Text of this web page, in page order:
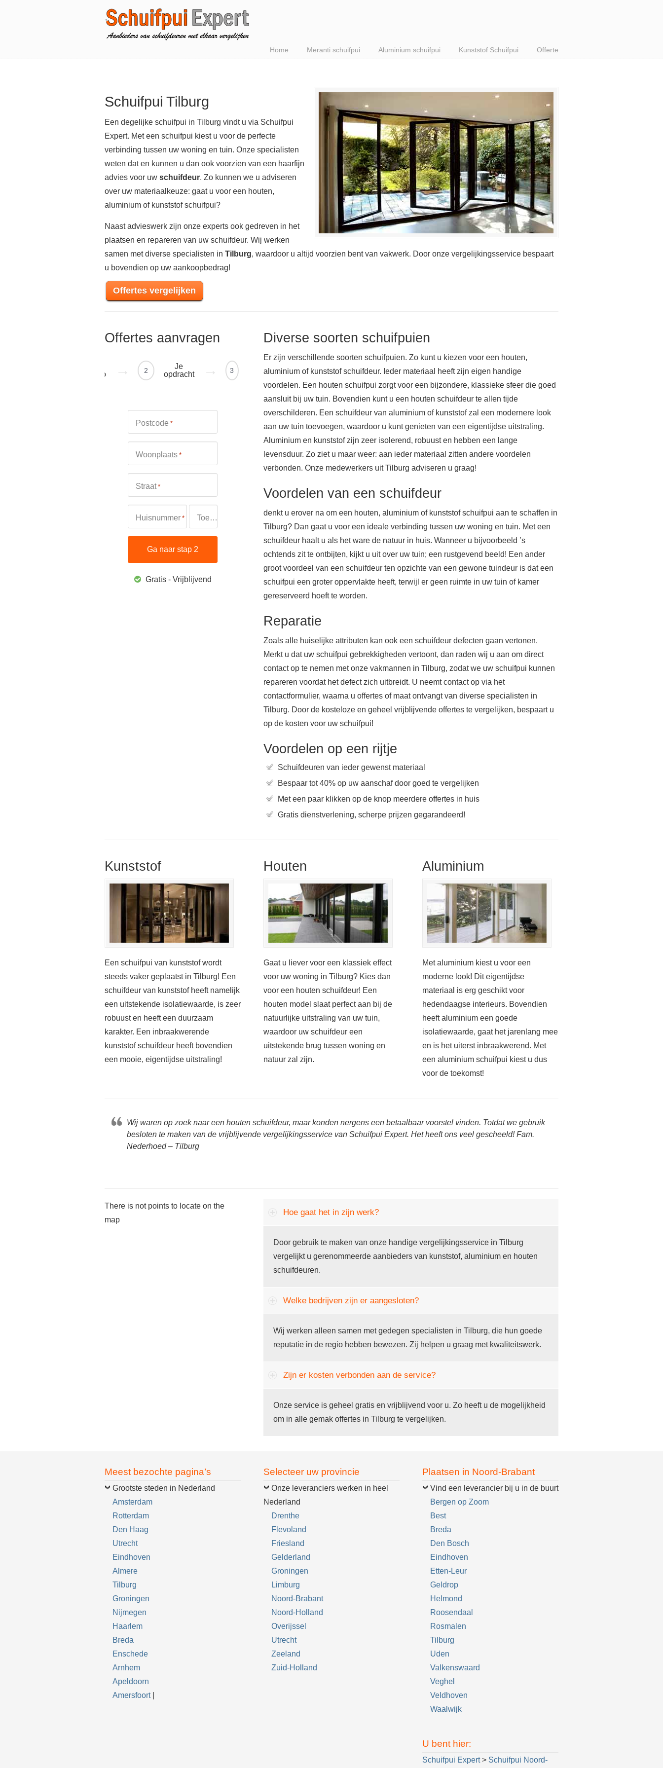
Home Meranti schuifpui Aluminium schuifpui Kunststof Schuifpui Offerte
Schuifpui Tilburg
Een degelijke schuifpui in Tilburg vindt u via Schuifpui
Expert. Met een schuifpui kiest u voor de perfecte
verbinding tussen uw woning en tuin. Onze specialisten
weten dat en kunnen u dan ook voorzien van een haarfijn
advies voor uw schuifdeur. Zo kunnen we u adviseren
over uw materiaalkeuze: gaat u voor een houten,
aluminium of kunststof schuifpui?
Naast advieswerk zijn onze experts ook gedreven in het
plaatsen en repareren van uw schuifdeur. Wij werken
samen met diverse specialisten in Tilburg, waardoor u altijd voorzien bent van vakwerk. Door onze vergelijkingsservice bespaart
u bovendien op uw aankoopbedrag!
Offertes vergelijken
Offertes aanvragen
regio
2
Je
opdracht
3
Ontvang
offertes
Postcode *
Woonplaats *
Straat *
Huisnummer * Toevoeging
Gratis - Vrijblijvend
Diverse soorten schuifpuien
Er zijn verschillende soorten schuifpuien. Zo kunt u kiezen voor een houten,
aluminium of kunststof schuifdeur. Ieder materiaal heeft zijn eigen handige
voordelen. Een houten schuifpui zorgt voor een bijzondere, klassieke sfeer die goed
aansluit bij uw tuin. Bovendien kunt u een houten schuifdeur te allen tijde
overschilderen. Een schuifdeur van aluminium of kunststof zal een modernere look
aan uw tuin toevoegen, waardoor u kunt genieten van een eigentijdse uitstraling.
Aluminium en kunststof zijn zeer isolerend, robuust en hebben een lange
levensduur. Zo ziet u maar weer: aan ieder materiaal zitten andere voordelen
verbonden. Onze medewerkers uit Tilburg adviseren u graag!
Voordelen van een schuifdeur
denkt u erover na om een houten, aluminium of kunststof schuifpui aan te schaffen in
Tilburg? Dan gaat u voor een ideale verbinding tussen uw woning en tuin. Met een
schuifdeur haalt u als het ware de natuur in huis. Wanneer u bijvoorbeeld ’s
ochtends zit te ontbijten, kijkt u uit over uw tuin; een rustgevend beeld! Een ander
groot voordeel van een schuifdeur ten opzichte van een gewone tuindeur is dat een
schuifpui een groter oppervlakte heeft, terwijl er geen ruimte in uw tuin of kamer
gereserveerd hoeft te worden.
Reparatie
Zoals alle huiselijke attributen kan ook een schuifdeur defecten gaan vertonen.
Merkt u dat uw schuifpui gebrekkigheden vertoont, dan raden wij u aan om direct
contact op te nemen met onze vakmannen in Tilburg, zodat we uw schuifpui kunnen
repareren voordat het defect zich uitbreidt. U neemt contact op via het
contactformulier, waarna u offertes of maat ontvangt van diverse specialisten in
Tilburg. Door de kosteloze en geheel vrijblijvende offertes te vergelijken, bespaart u
op de kosten voor uw schuifpui!
Voordelen op een rijtje
Schuifdeuren van ieder gewenst materiaal
Bespaar tot 40% op uw aanschaf door goed te vergelijken
Met een paar klikken op de knop meerdere offertes in huis
Gratis dienstverlening, scherpe prijzen gegarandeerd!
Kunststof
Een schuifpui van kunststof wordt
steeds vaker geplaatst in Tilburg! Een
schuifdeur van kunststof heeft namelijk
een uitstekende isolatiewaarde, is zeer
robuust en heeft een duurzaam
karakter. Een inbraakwerende
kunststof schuifdeur heeft bovendien
een mooie, eigentijdse uitstraling!
Houten
Gaat u liever voor een klassiek effect
voor uw woning in Tilburg? Kies dan
voor een houten schuifdeur! Een
houten model slaat perfect aan bij de
natuurlijke uitstraling van uw tuin,
waardoor uw schuifdeur een
uitstekende brug tussen woning en
natuur zal zijn.
Aluminium
Met aluminium kiest u voor een
moderne look! Dit eigentijdse
materiaal is erg geschikt voor
hedendaagse interieurs. Bovendien
heeft aluminium een goede
isolatiewaarde, gaat het jarenlang mee
en is het uiterst inbraakwerend. Met
een aluminium schuifpui kiest u dus
voor de toekomst!
Wij waren op zoek naar een houten schuifdeur, maar konden nergens een betaalbaar voorstel vinden. Totdat we gebruik
besloten te maken van de vrijblijvende vergelijkingsservice van Schuifpui Expert. Het heeft ons veel gescheeld! Fam.
Nederhoed – Tilburg
There is not points to locate on the
map
Hoe gaat het in zijn werk?
Door gebruik te maken van onze handige vergelijkingsservice in Tilburg
vergelijkt u gerenommeerde aanbieders van kunststof, aluminium en houten
schuifdeuren.
Welke bedrijven zijn er aangesloten?
Wij werken alleen samen met gedegen specialisten in Tilburg, die hun goede
reputatie in de regio hebben bewezen. Zij helpen u graag met kwaliteitswerk.
Zijn er kosten verbonden aan de service?
Onze service is geheel gratis en vrijblijvend voor u. Zo heeft u de mogelijkheid
om in alle gemak offertes in Tilburg te vergelijken.
Meest bezochte pagina’s
Grootste steden in Nederland
Amsterdam
Rotterdam
Den Haag
Utrecht
Eindhoven
Almere
Tilburg
Groningen
Nijmegen
Haarlem
Breda
Enschede
Arnhem
Apeldoorn
Amersfoort|
Selecteer uw provincie
Onze leveranciers werken in heel
Nederland
Drenthe
Flevoland
Friesland
Gelderland
Groningen
Limburg
Noord-Brabant
Noord-Holland
Overijssel
Utrecht
Zeeland
Zuid-Holland
Plaatsen in Noord-Brabant
Vind een leverancier bij u in de buurt
Bergen op Zoom
Best
Breda
Den Bosch
Eindhoven
Etten-Leur
Geldrop
Helmond
Roosendaal
Rosmalen
Tilburg
Uden
Valkenswaard
Veghel
Veldhoven
Waalwijk
U bent hier:
Schuifpui Expert> Schuifpui Noord-